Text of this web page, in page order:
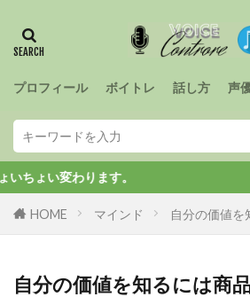
プロフィール ボイトレ 話し方 声
ります。
HOME マインド 自分の価値
自分の価値を知るには商